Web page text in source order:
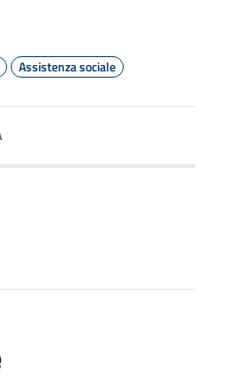
Assistenza sociale